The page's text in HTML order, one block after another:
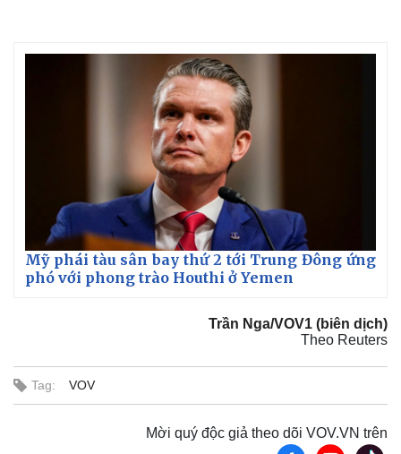
Video
Mỹ phái tàu sân bay thứ 2 tới Trung Đông ứng
phó với phong trào Houthi ở Yemen
Trần Nga/VOV1 (biên dịch)
Theo Reuters
Tag: VOV
Mời quý độc giả theo dõi VOV.VN trên